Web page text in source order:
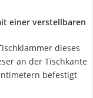
einer verstellbaren
dieses
an der Tischkante
befestigt